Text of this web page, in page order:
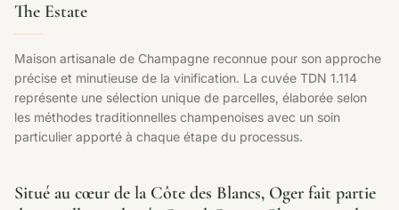
The Estate
Maison artisanale de Champagne reconnue pour son approche
précise et minutieuse de la vinification. La cuvée TDN 1.114
représente une sélection unique de parcelles, élaborée selon
les méthodes traditionnelles champenoises avec un soin
particulier apporté à chaque étape du processus.
Situé au cœur de la Côte des Blancs, Oger fait partie